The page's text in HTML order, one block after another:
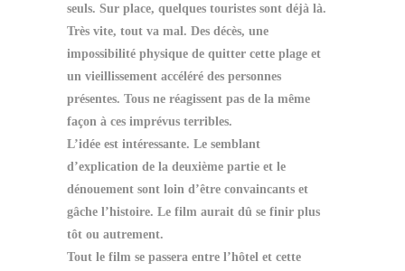
seuls. Sur place, quelques touristes sont déjà là.
Très vite, tout va mal. Des décès, une
impossibilité physique de quitter cette plage et
un vieillissement accéléré des personnes
présentes. Tous ne réagissent pas de la même
façon à ces imprévus terribles.
L’idée est intéressante. Le semblant
d’explication de la deuxième partie et le
dénouement sont loin d’être convaincants et
gâche l’histoire. Le film aurait dû se finir plus
tôt ou autrement.
Tout le film se passera entre l’hôtel et cette